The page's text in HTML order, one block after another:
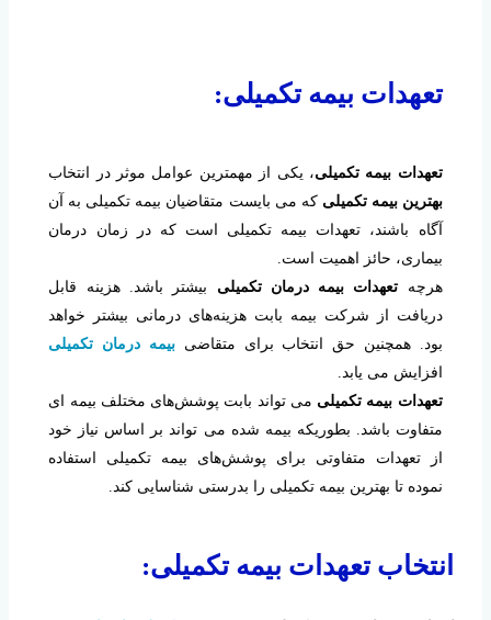
تعهدات بیمه تکمیلی:
تعهدات بیمه تکمیلی، یکی از مهمترین عوامل موثر در انتخاب
بهترین بیمه تکمیلی که می بایست متقاضیان بیمه تکمیلی به آن
آگاه باشند، تعهدات بیمه تکمیلی است که در زمان درمان
بیماری، حائز اهمیت است.
هرچه تعهدات بیمه درمان تکمیلی بیشتر باشد. هزینه قابل
دریافت از شرکت بیمه بابت هزینه‌های درمانی بیشتر خواهد
بود. همچنین حق انتخاب برای متقاضیبیمه درمان تکمیلی
افزایش می یابد.
تعهدات بیمه تکمیلی می تواند بابت پوشش‌های مختلف بیمه ای
متفاوت باشد. بطوریکه بیمه شده می تواند بر اساس نیاز خود
از تعهدات متفاوتی برای پوشش‌های بیمه تکمیلی استفاده
نموده تا بهترین بیمه تکمیلی را بدرستی شناسایی کند.
انتخاب تعهدات بیمه تکمیلی: